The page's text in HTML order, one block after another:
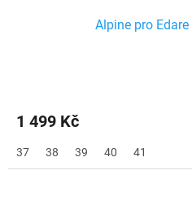
Alpine pro
1 499 Kč
37 38 39 40 41